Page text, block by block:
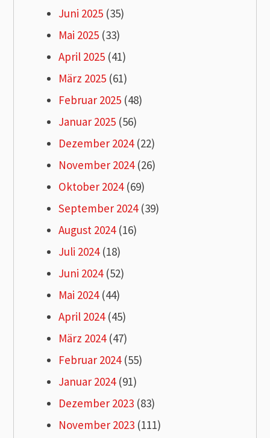
Juni 2025 (35)
Mai 2025 (33)
April 2025 (41)
März 2025 (61)
Februar 2025 (48)
Januar 2025 (56)
Dezember 2024(22)
November 2024(26)
Oktober 2024(69)
September 2024(39)
August 2024(16)
Juli 2024(18)
Juni 2024(52)
Mai 2024(44)
April 2024(45)
März 2024(47)
Februar 2024(55)
Januar 2024(91)
Dezember 2023 (83)
November 2023 (111)